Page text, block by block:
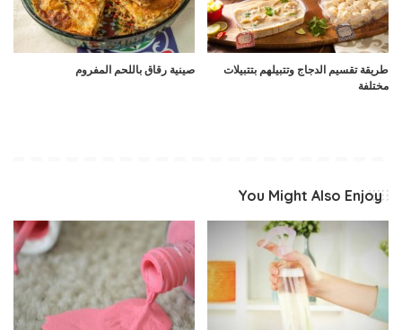
طريقة تقسيم الدجاج وتتبيلهم بتتبيلات
مختلفة
صينية رقاق باللحم المفروم
You Might Also Enjoy